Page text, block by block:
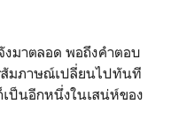
งมาตลอด พอถึงคำตอบ
สัมภาษณ์เปลี่ยนไปทันที
ป็นอีกหนึ่งในเสน่ห์ของ